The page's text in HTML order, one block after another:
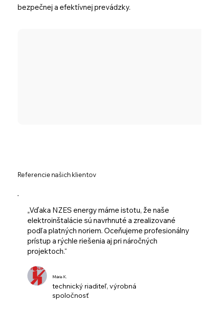
bezpečnej a efektívnej prevádzky.
Referencie našich klientov
„Vďaka NZES energy máme istotu, že naše
elektroinštalácie sú navrhnuté a zrealizované
podľa platných noriem. Oceňujeme profesionálny
prístup a rýchle riešenia aj pri náročných
projektoch.“
Mária K.
technický riaditeľ, výrobná
spoločnosť